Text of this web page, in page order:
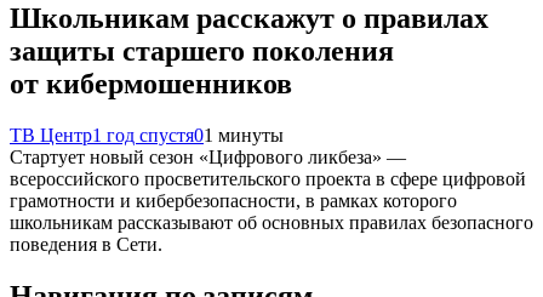
Школьникам расскажут о правилах
защиты старшего поколения
от кибермошенников
ТВ Центр1 год спустя01 минуты
Стартует новый сезон «Цифрового ликбеза» —
всероссийского просветительского проекта в сфере цифровой
грамотности и кибербезопасности, в рамках которого
школьникам рассказывают об основных правилах безопасного
поведения в Сети.